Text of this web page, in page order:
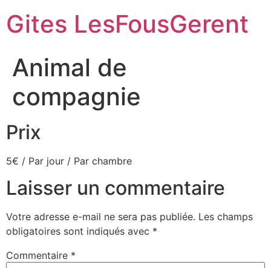
au
contenu
Gites LesFousGerent
Animal de
compagnie
Prix
5€ / Par jour / Par chambre
Laisser un commentaire
Votre adresse e-mail ne sera pas publiée. Les champs
obligatoires sont indiqués avec *
Commentaire *